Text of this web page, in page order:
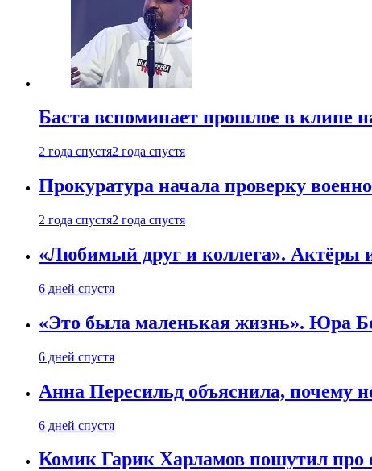
Баста вспоминает прошлое в клипе
2 года спустя2 года спустя
Прокуратура начала проверку
2 года спустя2 года спустя
«Любимый друг и коллега». Актёры
6 дней спустя
«Это была маленькая жизнь». Юра
6 дней спустя
Анна Пересильд объяснила, почему
6 дней спустя
Комик Гарик Харламов пошутил про